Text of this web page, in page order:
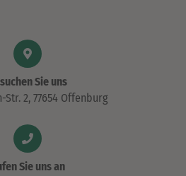
Sie uns
Str. 2, 77654 Offenburg
Sie uns an